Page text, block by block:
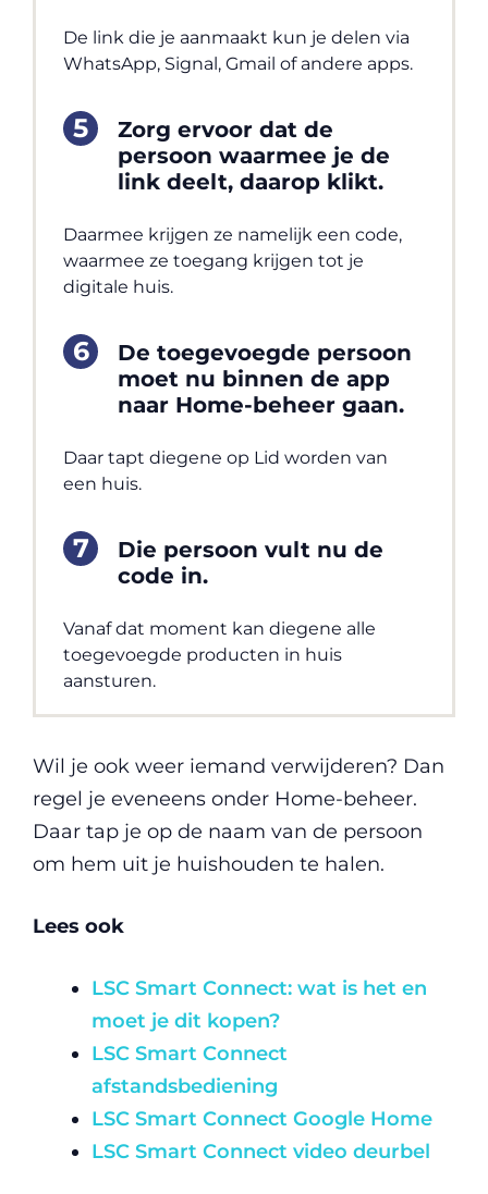
De link die je aanmaakt kun je delen via
WhatsApp, Signal, Gmail of andere apps.
Zorg ervoor dat de
persoon waarmee je de
link deelt, daarop klikt.
Daarmee krijgen ze namelijk een code,
waarmee ze toegang krijgen tot je
digitale huis.
De toegevoegde persoon
moet nu binnen de app
naar Home-beheer gaan.
Daar tapt diegene op Lid worden van
een huis.
Die persoon vult nu de
code in.
Vanaf dat moment kan diegene alle
toegevoegde producten in huis
aansturen.
Wil je ook weer iemand verwijderen? Dan
regel je eveneens onder Home-beheer.
Daar tap je op de naam van de persoon
om hem uit je huishouden te halen.
Lees ook
LSC Smart Connect: wat is het en
moet je dit kopen?
LSC Smart Connect
afstandsbediening
LSC Smart Connect Google Home
LSC Smart Connect video deurbel